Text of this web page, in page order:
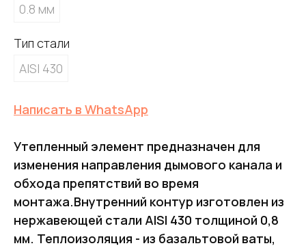
0.8 мм
Тип стали
AISI 430
Написать в WhatsApp
Утепленный элемент предназначен для
изменения направления дымового канала и
обхода препятствий во время
монтажа.Внутренний контур изготовлен из
нержавеющей стали AISI 430 толщиной 0,8
мм. Теплоизоляция - из базальтовой ваты,